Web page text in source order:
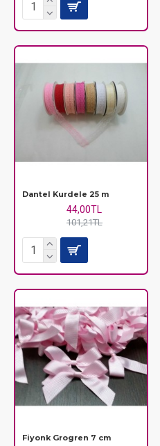
Dantel Kurdele 25 m
44,00TL
101,21TL
Fiyonk Grogren 7 cm